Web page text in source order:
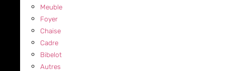
Meuble
Foyer
Chaise
Cadre
Bibelot
Autres